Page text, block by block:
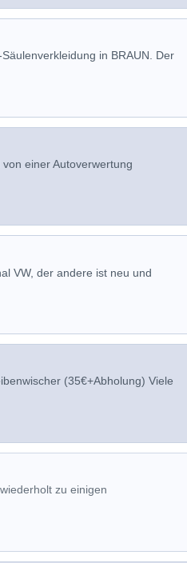
in BRAUN. Der
einer Autoverwertung
VW, der andere ist neu und
(35€+Abholung) Viele
zu einigen